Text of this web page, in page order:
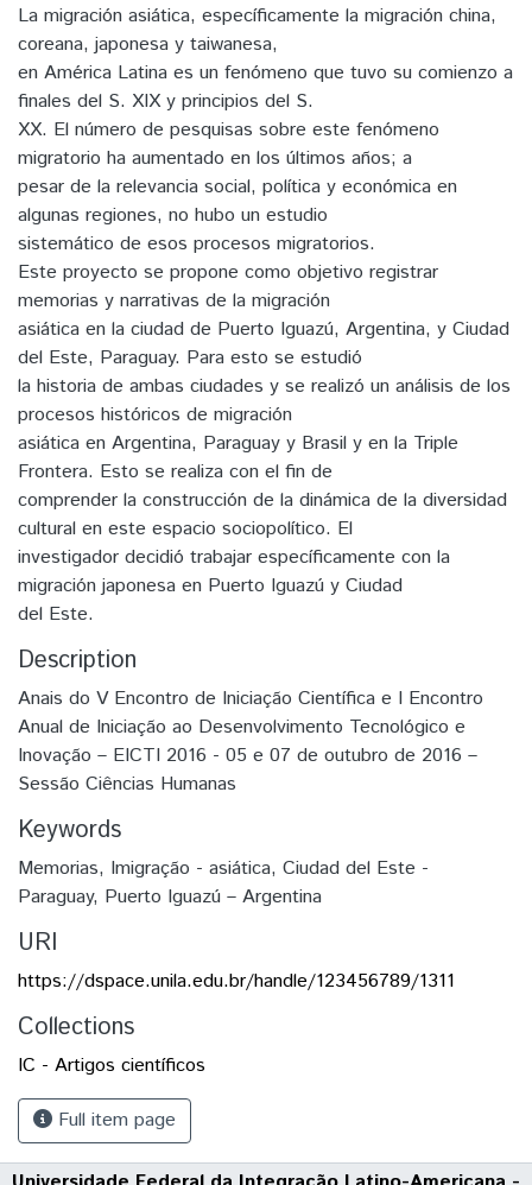
La migración asiática, específicamente la migración china,
coreana, japonesa y taiwanesa,
en América Latina es un fenómeno que tuvo su comienzo a
finales del S. XIX y principios del S.
XX. El número de pesquisas sobre este fenómeno
migratorio ha aumentado en los últimos años; a
pesar de la relevancia social, política y económica en
algunas regiones, no hubo un estudio
sistemático de esos procesos migratorios.
Este proyecto se propone como objetivo registrar
memorias y narrativas de la migración
asiática en la ciudad de Puerto Iguazú, Argentina, y Ciudad
del Este, Paraguay. Para esto se estudió
la historia de ambas ciudades y se realizó un análisis de los
procesos históricos de migración
asiática en Argentina, Paraguay y Brasil y en la Triple
Frontera. Esto se realiza con el fin de
comprender la construcción de la dinámica de la diversidad
cultural en este espacio sociopolítico. El
investigador decidió trabajar específicamente con la
migración japonesa en Puerto Iguazú y Ciudad
del Este.
Description
Anais do V Encontro de Iniciação Científica e I Encontro
Anual de Iniciação ao Desenvolvimento Tecnológico e
Inovação – EICTI 2016 - 05 e 07 de outubro de 2016 –
Sessão Ciências Humanas
Keywords
Memorias, Imigração - asiática, Ciudad del Este -
Paraguay, Puerto Iguazú – Argentina
URI
https://dspace.unila.edu.br/handle/123456789/1311
Collections
IC - Artigos científicos
Full item page